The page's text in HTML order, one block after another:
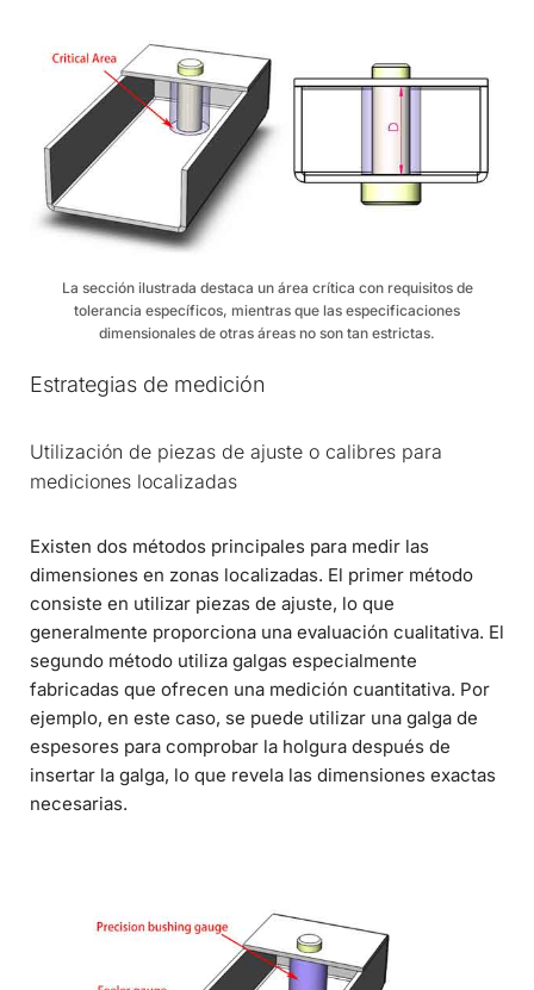
La sección ilustrada destaca un área crítica con requisitos de
tolerancia específicos, mientras que las especificaciones
dimensionales de otras áreas no son tan estrictas.
Estrategias de medición
Utilización de piezas de ajuste o calibres para
mediciones localizadas
Existen dos métodos principales para medir las
dimensiones en zonas localizadas. El primer método
consiste en utilizar piezas de ajuste, lo que
generalmente proporciona una evaluación cualitativa. El
segundo método utiliza galgas especialmente
fabricadas que ofrecen una medición cuantitativa. Por
ejemplo, en este caso, se puede utilizar una galga de
espesores para comprobar la holgura después de
insertar la galga, lo que revela las dimensiones exactas
necesarias.